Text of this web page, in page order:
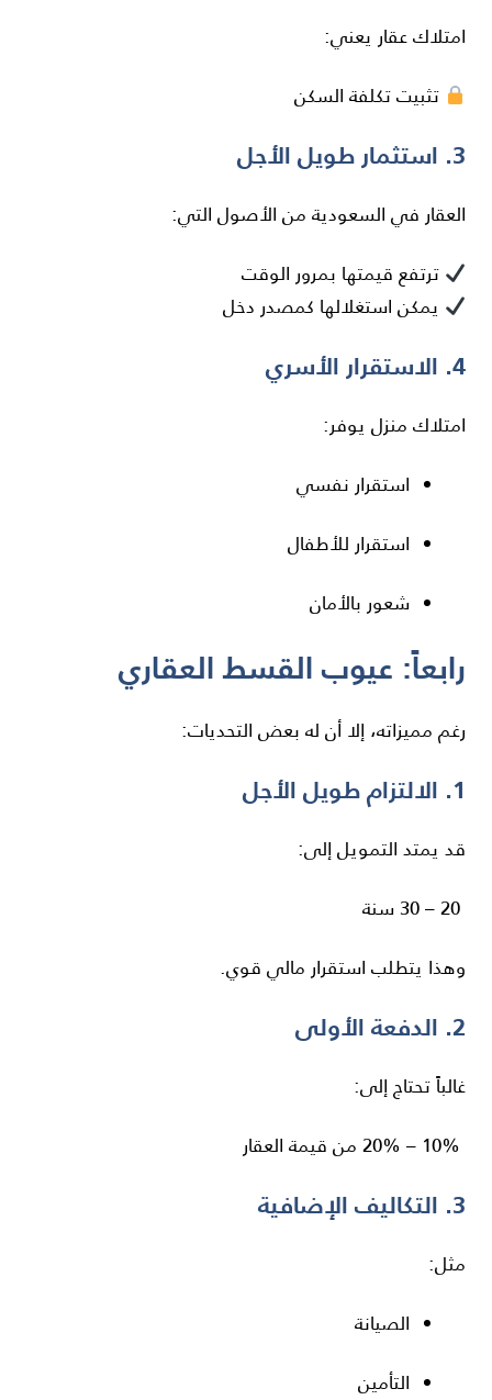
امتلاك عقار يعني:
تثبيت تكلفة السكن
3. استثمار طويل الأجل
العقار في السعودية من الأصول التي:
ترتفع قيمتها بمرور الوقت
يمكن استغلالها كمصدر دخل
4. الاستقرار الأسري
امتلاك منزل يوفر:
استقرار نفسي
استقرار للأطفال
شعور بالأمان
رابعاً: عيوب القسط العقاري
رغم مميزاته، إلا أن له بعض التحديات:
1. الالتزام طويل الأجل
قد يمتد التمويل إلى:
وهذا يتطلب استقرار مالي قوي.
2. الدفعة الأولى
غالباً تحتاج إلى:
3. التكاليف الإضافية
مثل:
الصيانة
التأمين